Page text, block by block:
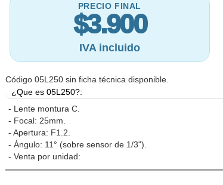
PRECIO FINAL
$3.900
IVA incluido
Código 05L250 sin ficha técnica disponible.
¿Que es 05L250?:
- Lente montura C.
- Focal: 25mm.
- Apertura: F1.2.
- Ángulo: 11° (sobre sensor de 1/3").
- Venta por unidad: